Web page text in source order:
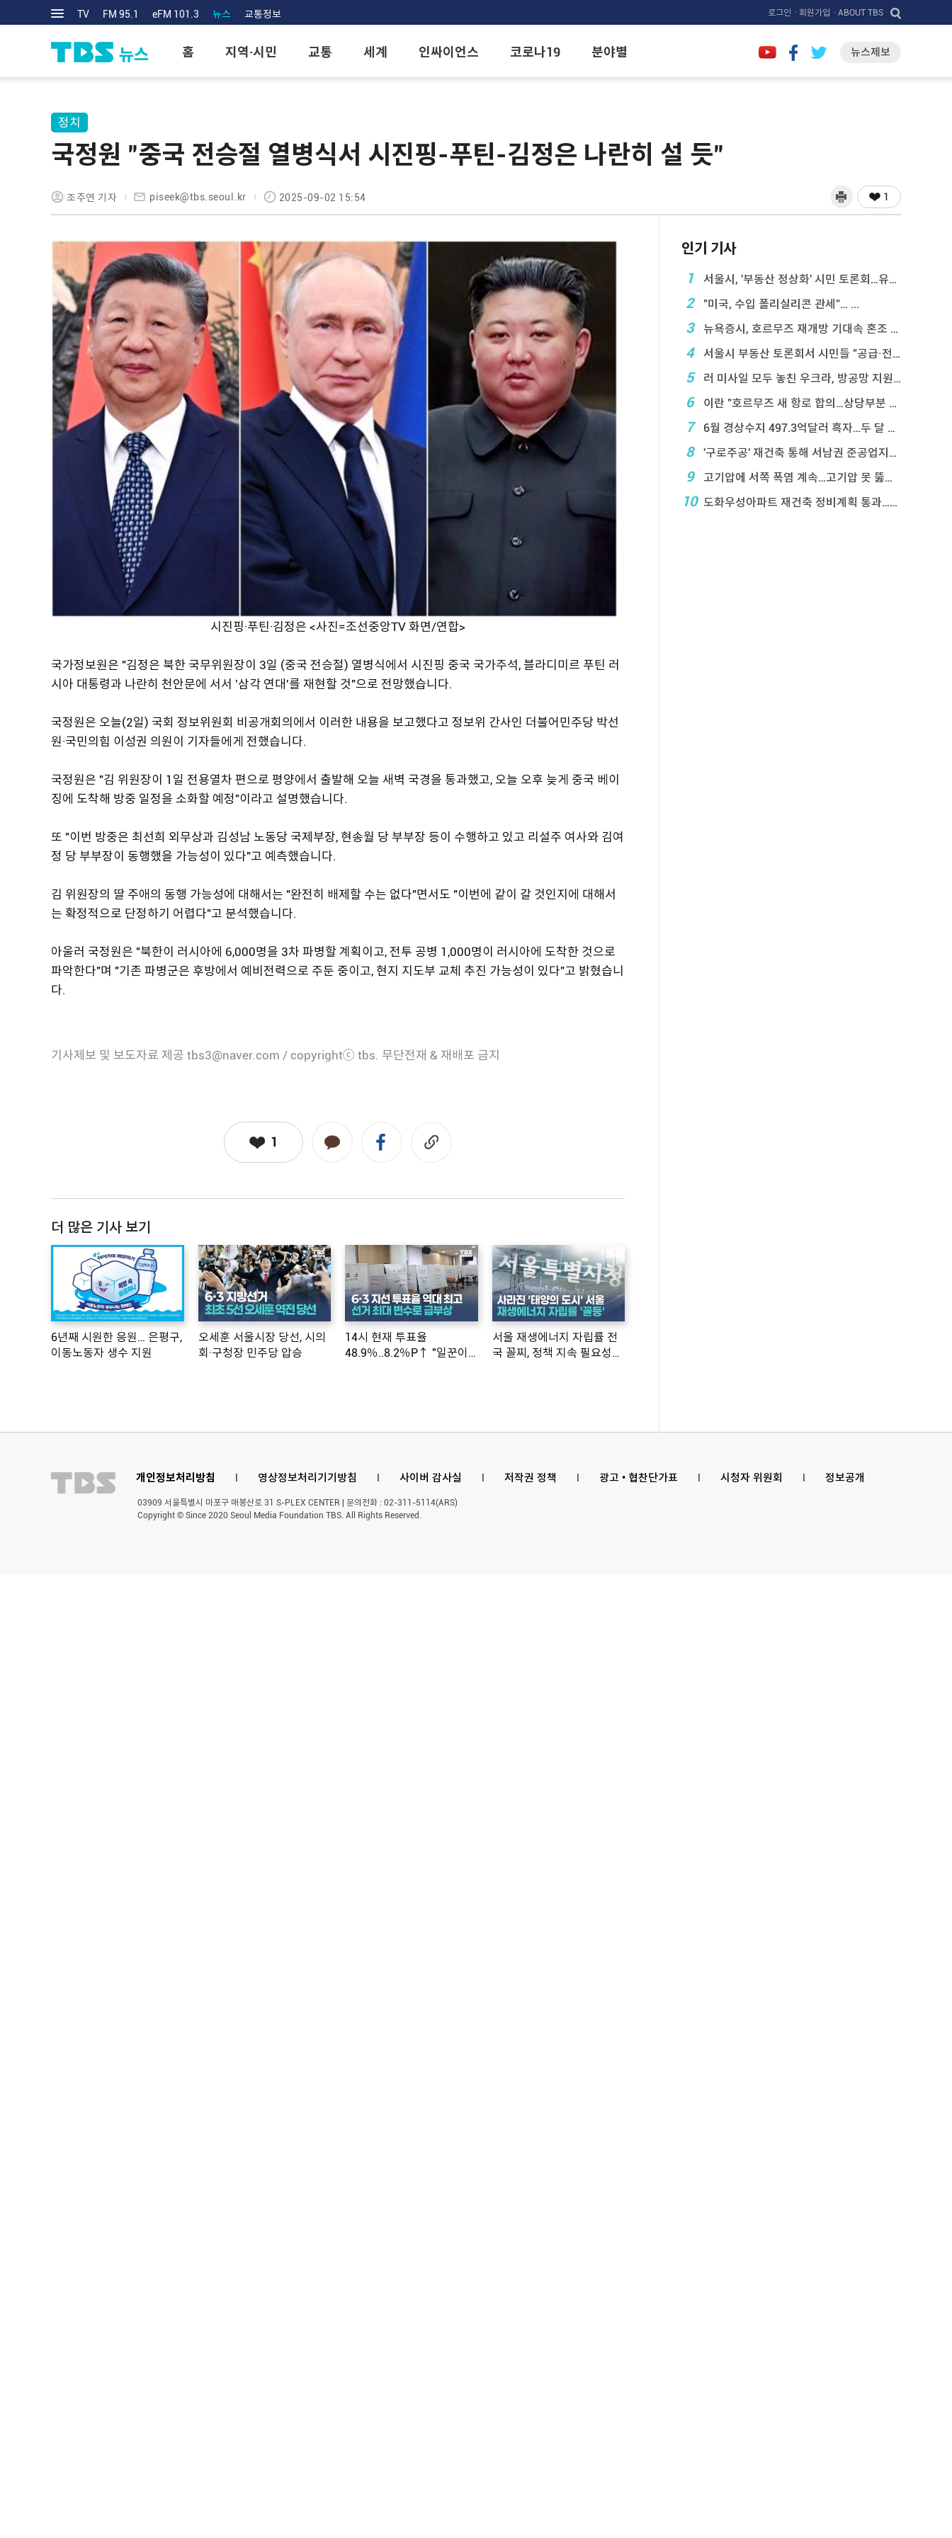
TV FM 95.1 eFM 101.3 뉴스 교통정보 로그인 · 회원가입 · ABOUT TBS
홈 지역·시민 교통 세계 인싸이언스 코로나19 분야별 뉴스제보
정치
국정원 "중국 전승절 열병식서 시진핑-푸틴-김정은 나란히 설 듯"
조주연 기자 piseek@tbs.seoul.kr 2025-09-02 15:54 1
시진핑·푸틴·김정은 <사진=조선중앙TV 화면/연합>
국가정보원은 "김정은 북한 국무위원장이 3일 (중국 전승절) 열병식에서 시진핑 중국 국가주석, 블라디미르 푸틴 러
시아 대통령과 나란히 천안문에 서서 '삼각 연대'를 재현할 것"으로 전망했습니다.
국정원은 오늘(2일) 국회 정보위원회 비공개회의에서 이러한 내용을 보고했다고 정보위 간사인 더불어민주당 박선
원·국민의힘 이성권 의원이 기자들에게 전했습니다.
국정원은 "김 위원장이 1일 전용열차 편으로 평양에서 출발해 오늘 새벽 국경을 통과했고, 오늘 오후 늦게 중국 베이
징에 도착해 방중 일정을 소화할 예정"이라고 설명했습니다.
또 "이번 방중은 최선희 외무상과 김성남 노동당 국제부장, 현송월 당 부부장 등이 수행하고 있고 리설주 여사와 김여
정 당 부부장이 동행했을 가능성이 있다"고 예측했습니다.
김 위원장의 딸 주애의 동행 가능성에 대해서는 "완전히 배제할 수는 없다"면서도 "이번에 같이 갈 것인지에 대해서
는 확정적으로 단정하기 어렵다"고 분석했습니다.
아울러 국정원은 "북한이 러시아에 6,000명을 3차 파병할 계획이고, 전투 공병 1,000명이 러시아에 도착한 것으로
파악한다"며 "기존 파병군은 후방에서 예비전력으로 주둔 중이고, 현지 지도부 교체 추진 가능성이 있다"고 밝혔습니
다.
기사제보 및 보도자료 제공 tbs3@naver.com / copyrightⓒ tbs. 무단전재 & 재배포 금지
1
더 많은 기사 보기
6년째 시원한 응원… 은평구,
이동노동자 생수 지원
오세훈 서울시장 당선, 시의
회·구청장 민주당 압승
14시 현재 투표율
48.9％..8.2％P↑ "일꾼이
서울 재생에너지 자립률 전
국 꼴찌, 정책 지속 필요성
인기 기사
1
서울시, '부동산 정상화' 시민 토론회…유튜브 생중계
2 "미국, 수입 폴리실리콘 관세"… ...
3 뉴욕증시, 호르무즈 재개방 기대속 혼조 마감…나스닥 ...
4 서울시 부동산 토론회서 시민들 "공급·전월 ...
5 러 미사일 모두 놓친 우크라, 방공망 지원 호소
6 이란 "호르무즈 새 항로 합의…상당부분 이 ...
7 6월 경상수지 497.3억달러 흑자…두 달 연속 역 ...
8 '구로주공' 재건축 통해 서남권 준공업지에 3,28 ...
9 고기압에 서쪽 폭염 계속…고기압 못 뚫은 태풍은 상 ...
10 도화우성아파트 재건축 정비계획 통과…1,612세대 ...
개인정보처리방침 l 영상정보처리기기방침 l 사이버 감사실 l 저작권 정책 l 광고 • 협찬단가표 l 시청자 위원회 l 정보공개
03909 서울특별시 마포구 매봉산로 31 S-PLEX CENTER | 문의전화 : 02-311-5114(ARS)
Copyright © Since 2020 Seoul Media Foundation TBS. All Rights Reserved.